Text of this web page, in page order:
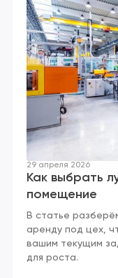
Как выбрать
помещение
29 апреля 2026
В статье
аренду под цех,
вашим текущим
для роста.